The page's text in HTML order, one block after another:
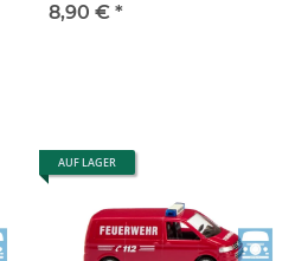
8,90 € *
AUF LAGER